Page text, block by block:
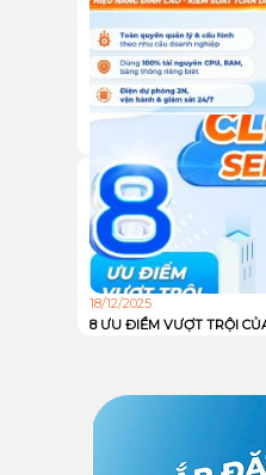
18/12/2025
DỊCH VỤ DEDICATED
CAO, KIỂM SOÁT TOÀN
18/12/2025
8 ƯU ĐIỂM VƯỢT TRỘI